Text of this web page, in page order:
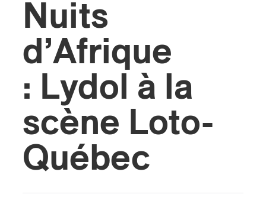
Nuits
d’Afrique
: Lydol à la
scène Loto-
Québec